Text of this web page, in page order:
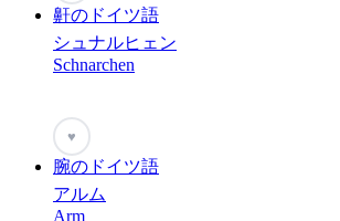
鼾のドイツ語
シュナルヒェン
Schnarchen
♥
腕のドイツ語
アルム
Arm